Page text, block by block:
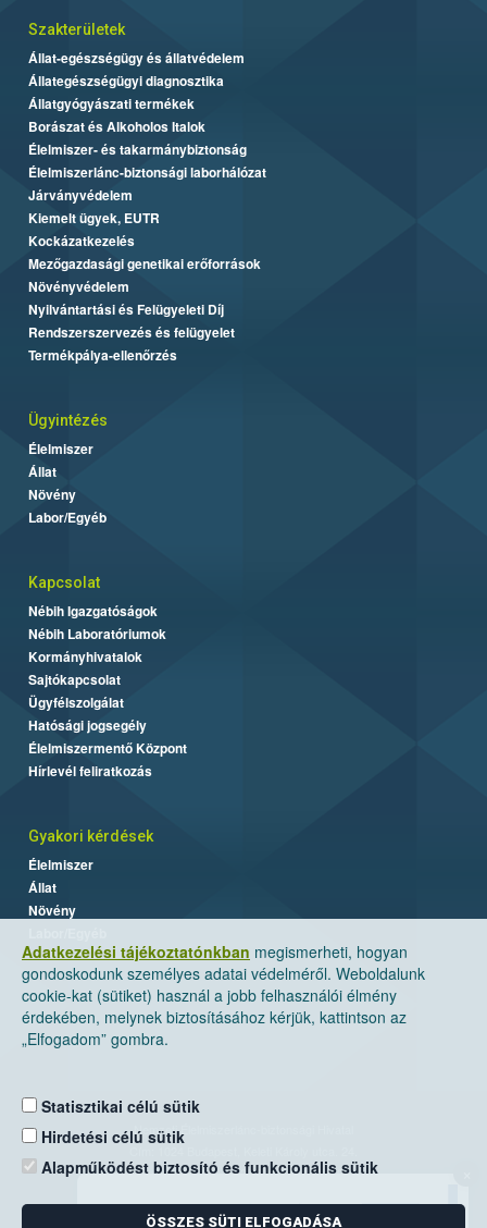
Adatkezelési tájékoztatónkban megismerheti, hogyan
gondoskodunk személyes adatai védelméről. Weboldalunk
cookie-kat (sütiket) használ a jobb felhasználói élmény
érdekében, melynek biztosításához kérjük, kattintson az
„Elfogadom” gombra.
Statisztikai célú sütik
Hirdetési célú sütik
Alapműködést biztosító és funkcionális sütik
ÖSSZES SÜTI ELFOGADÁSA
Szakterületek
Állat-egészségügy és állatvédelem
Állategészségügyi diagnosztika
Állatgyógyászati termékek
Borászat és Alkoholos Italok
Élelmiszer- és takarmánybiztonság
Élelmiszerlánc-biztonsági laborhálózat
Járványvédelem
Kiemelt ügyek, EUTR
Kockázatkezelés
Mezőgazdasági genetikai erőforrások
Növényvédelem
Nyilvántartási és Felügyeleti Díj
Rendszerszervezés és felügyelet
Termékpálya-ellenőrzés
Ügyintézés
Élelmiszer
Állat
Növény
Labor/Egyéb
Kapcsolat
Nébih Igazgatóságok
Nébih Laboratóriumok
Kormányhivatalok
Sajtókapcsolat
Ügyfélszolgálat
Hatósági jogsegély
Élelmiszermentő Központ
Hírlevél feliratkozás
Gyakori kérdések
Élelmiszer
Állat
Növény
Nemzeti Élelmiszerlánc-biztonsági Hivatal
Levelezési cím: 1525 Budapest. Pf. 30.